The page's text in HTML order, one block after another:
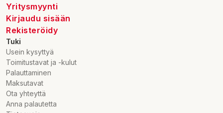
Yritysmyynti
Kirjaudu sisään
Rekisteröidy
Tuki
Usein kysyttyä
Toimitustavat ja -kulut
Palauttaminen
Maksutavat
Ota yhteyttä
Anna palautetta